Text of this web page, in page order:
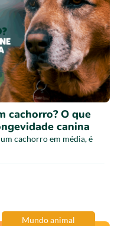
cachorro? O que
canina
cachorro em média, é
Mundo animal